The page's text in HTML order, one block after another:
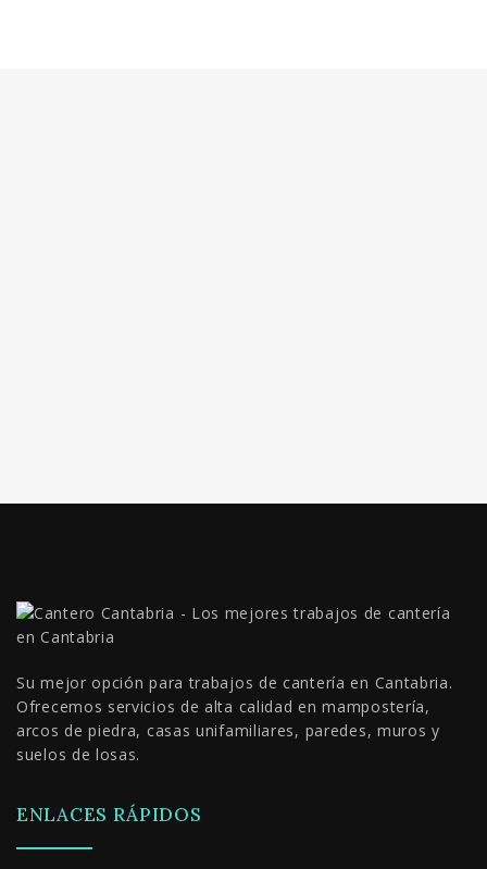
Su mejor opción para trabajos de cantería en Cantabria.
Ofrecemos servicios de alta calidad en mampostería,
arcos de piedra, casas unifamiliares, paredes, muros y
suelos de losas.
ENLACES RÁPIDOS